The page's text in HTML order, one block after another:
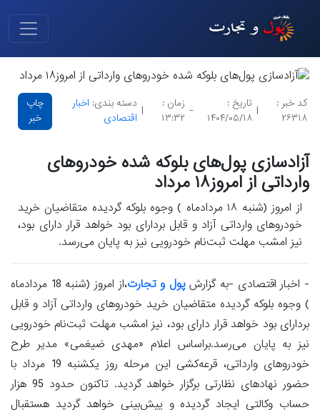
کد خبر :
۲۶۳۱۸
|
تاریخ :
۱۴۰۴/۰۵/۱۸
-
زمان :
۱۳:۳۲
|
دسته بندی: اخبار
اقتصادی
چاپ
خبر
آزادسازی پول‌های بلوکه شده خودروهای
وارداتی از امروز۱۸ مرداد
از امروز (شنبه ۱۸ مردادماه ) وجوه بلوکه گردیده متقاضیان خرید
خودروهای وارداتی آزاد و قابل‌ بردارای بود خواهد قرار دارای بود،
نیز امشب مهلت ثبت‌نام خودرویی نیز به پایان می‌رسد.
- اخبار اقتصادی -به گزارشپول و تجارت
،از امروز (شنبه 18 مردادماه
) وجوه بلوکه گردیده متقاضیان خرید خودروهای وارداتی آزاد و قابل‌
بردارای بود خواهد قرار دارای بود، نیز امشب مهلت ثبت‌نام خودرویی
نیز به پایان می‌رسد.براساس اعلام «مهدی ضیغمی» مدیر طرح
خودروهای وارداتی، قرعه‌کشی این مرحله روز یکشنبه 19 مرداد با
حضور نهادهای نظارتی برگزار خواهد گردید. تاکنون حدود 95 هزار
حساب وکالتی ایجاد گردیده و پیش‌بینی خواهد گردید هستقبال